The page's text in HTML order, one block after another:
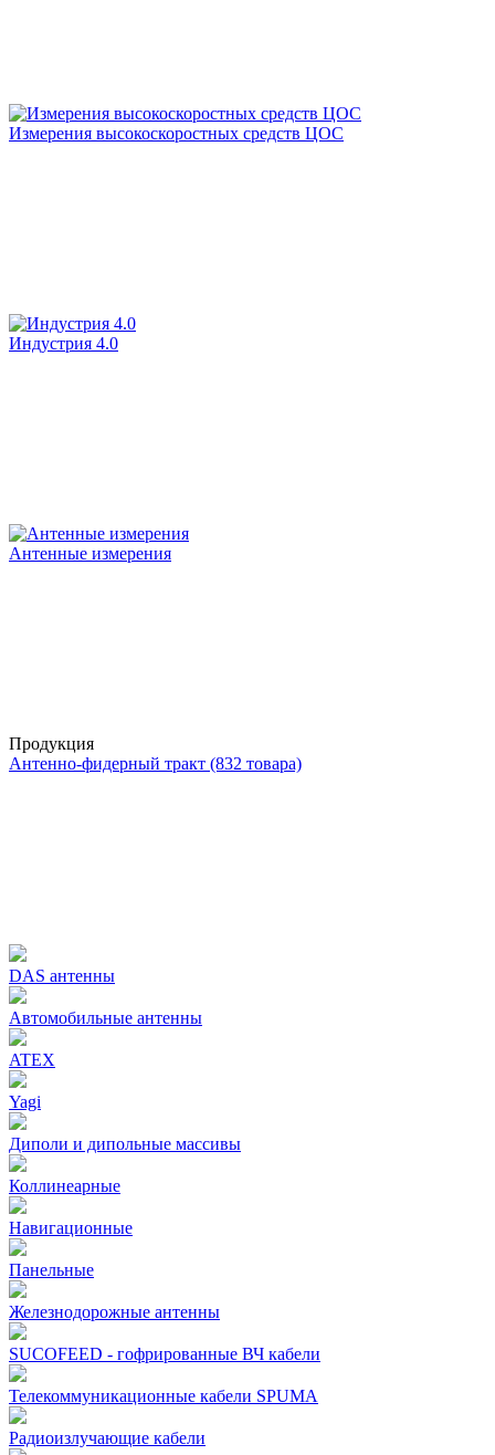
Измерения высокоскоростных средств ЦОС
Индустрия 4.0
Антенные измерения
Продукция
Антенно-фидерный тракт (832 товара)
DAS антенны
Автомобильные антенны
ATEX
Yagi
Диполи и дипольные массивы
Коллинеарные
Навигационные
Панельные
Железнодорожные антенны
SUCOFEED - гофрированные ВЧ кабели
Телекоммуникационные кабели SPUMA
Радиоизлучающие кабели